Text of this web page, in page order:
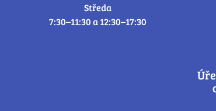
Středa
7:30–11:30 a 12:30–17:30